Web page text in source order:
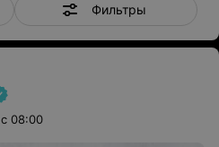
Фильтры
с 08:00